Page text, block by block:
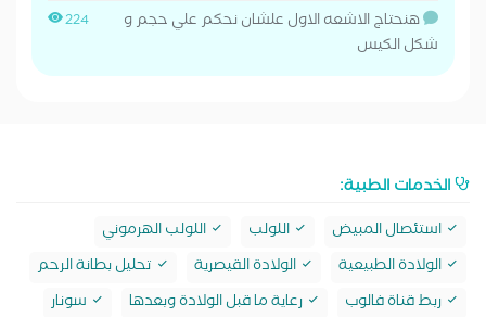
224
هنحتاج الاشعه الاول علشان نحكم علي حجم و
شكل الكيس
الخدمات الطبية:
استئصال المبيض اللولب
اللولب الهرموني
الولادة الطبيعية
الولادة القيصرية
تحليل بطانة الرحم
ربط قناة فالوب
رعاية ما قبل الولادة وبعدها
سونار